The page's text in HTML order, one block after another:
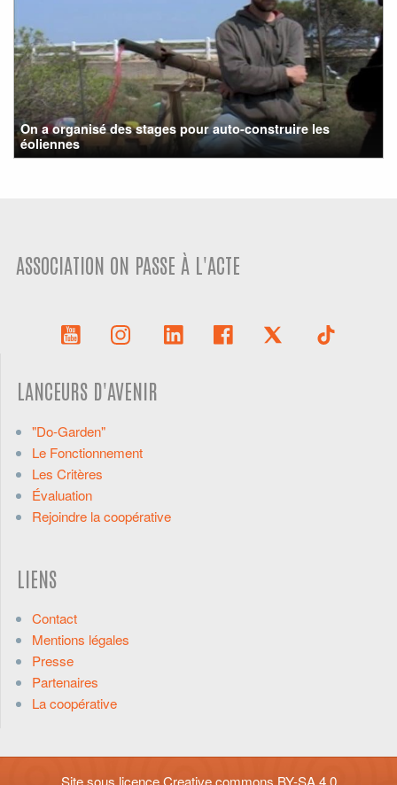
On a organisé des stages pour auto-construire les
éoliennes
ASSOCIATION ON PASSE À L'ACTE
LANCEURS D'AVENIR
"Do-Garden"
Le Fonctionnement
Les Critères
Évaluation
Rejoindre la coopérative
LIENS
Contact
Mentions légales
Presse
Partenaires
La coopérative
Site sous licenceCreative commons BY-SA 4.0